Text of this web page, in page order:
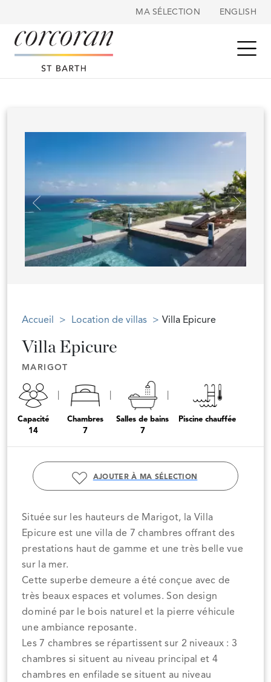
Panneau de gestion des cookiesMA SÉLECTION ENGLISH
Accueil Location de villas Villa Epicure
Villa Epicure
MARIGOT
Capacité
14
Chambres
7
Salles de bains
7
Piscine chauffée
AJOUTER À MA SÉLECTION
Située sur les hauteurs de Marigot, la Villa
Epicure est une villa de 7 chambres offrant des
prestations haut de gamme et une très belle vue
sur la mer.
Cette superbe demeure a été conçue avec de
très beaux espaces et volumes. Son design
dominé par le bois naturel et la pierre véhicule
une ambiance reposante.
Les 7 chambres se répartissent sur 2 niveaux : 3
chambres si situent au niveau principal et 4
chambres en enfilade se situent au niveau